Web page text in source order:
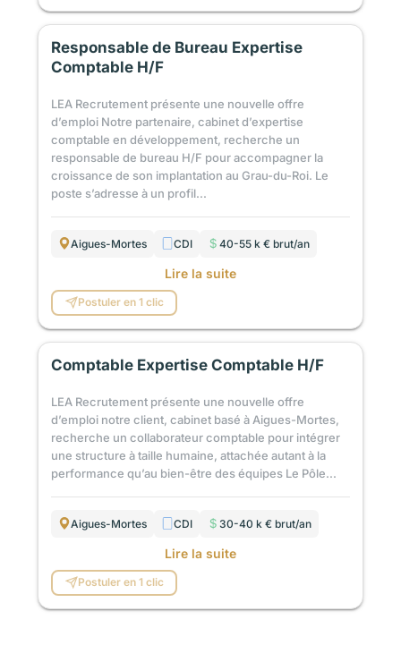
Responsable de Bureau Expertise
Comptable H/F
LEA Recrutement présente une nouvelle offre
d’emploi Notre partenaire, cabinet d’expertise
comptable en développement, recherche un
responsable de bureau H/F pour accompagner la
croissance de son implantation au Grau-du-Roi. Le
poste s’adresse à un profil...
Aigues-Mortes CDI 40-55 k € brut/an
Lire la suite
Postuler en 1 clic
Comptable Expertise Comptable H/F
LEA Recrutement présente une nouvelle offre
d’emploi notre client, cabinet basé à Aigues-Mortes,
recherche un collaborateur comptable pour intégrer
une structure à taille humaine, attachée autant à la
performance qu’au bien-être des équipes Le Pôle...
Aigues-Mortes CDI 30-40 k € brut/an
Lire la suite
Postuler en 1 clic